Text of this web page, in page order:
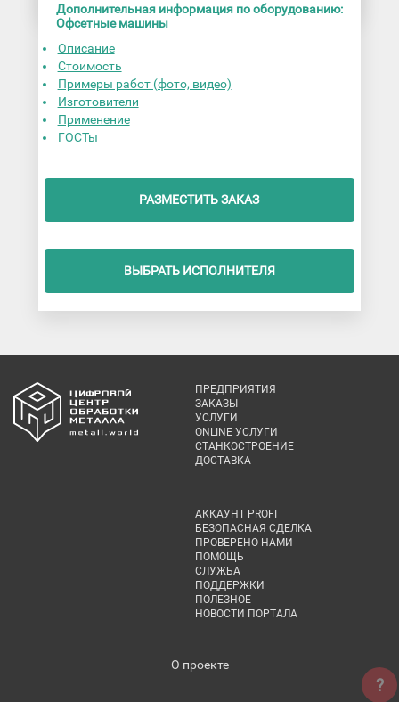
Дополнительная информация по оборудованию:
Офсетные машины
Описание
Стоимость
Примеры работ (фото, видео)
Изготовители
Применение
ГОСТы
РАЗМЕСТИТЬ ЗАКАЗ
ВЫБРАТЬ ИСПОЛНИТЕЛЯ
ПРЕДПРИЯТИЯ
ЗАКАЗЫ
УСЛУГИ
ONLINE УСЛУГИ
СТАНКОСТРОЕНИЕ
ДОСТАВКА
АККАУНТ PROFI
БЕЗОПАСНАЯ СДЕЛКА
ПРОВЕРЕНО НАМИ
ПОМОЩЬ
СЛУЖБА
ПОДДЕРЖКИ
ПОЛЕЗНОЕ
НОВОСТИ ПОРТАЛА
О проекте
?